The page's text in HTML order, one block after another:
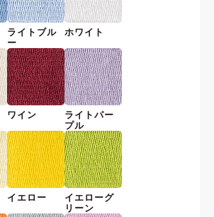
ライトブル
ー
ホワイト
ワイン
ライトパー
プル
イエロー
イエローグ
リーン